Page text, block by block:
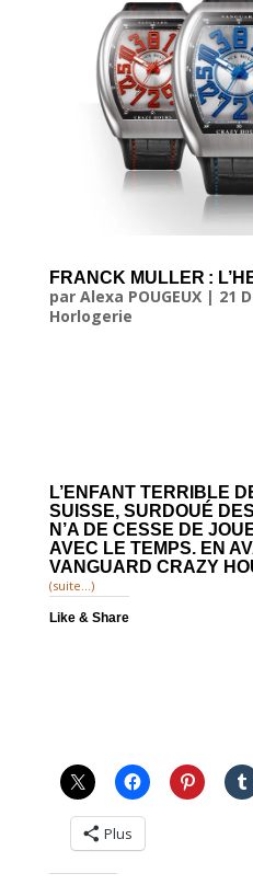
FRANCK MULLER :
par Alexa POUGEUX| 21
Horlogerie
L’ENFANT TERRIBLE
SUISSE, SURDOUÉ
N’A DE CESSE DE
AVEC LE TEMPS. EN
VANGUARD CRAZY
(suite…)
Like & Share
Plus